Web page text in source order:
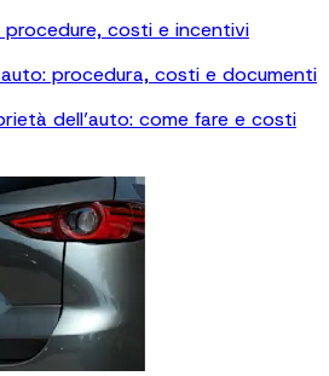
procedure, costi e incentivi
procedura, costi e documenti
dell’auto: come fare e costi